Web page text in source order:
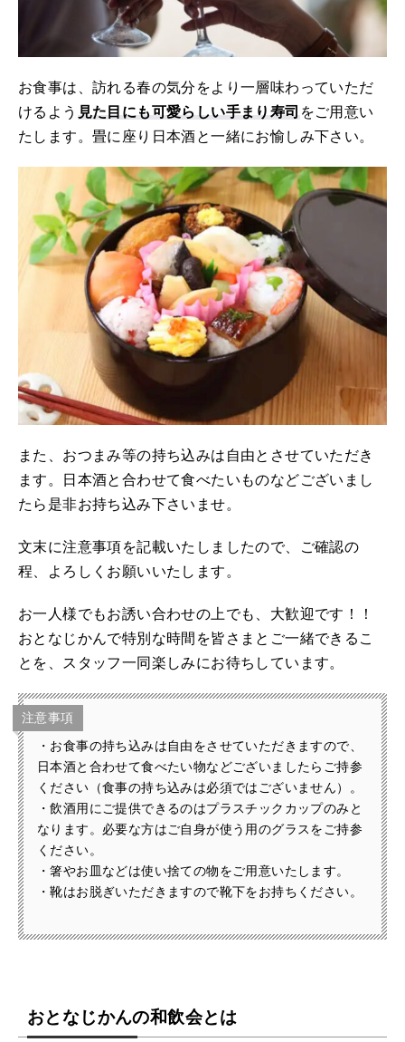
お食事は、訪れる春の気分をより一層味わっていただ
けるよう 見た目にも可愛らしい手まり寿司をご用意い
たします。畳に座り日本酒と一緒にお愉しみ下さい。
また、おつまみ等の持ち込みは自由とさせていただき
ます。日本酒と合わせて食べたいものなどございまし
たら是非お持ち込み下さいませ。
文末に注意事項を記載いたしましたので、ご確認の
程、よろしくお願いいたします。
お一人様でもお誘い合わせの上でも、大歓迎です！！
おとなじかんで特別な時間を皆さまとご一緒できるこ
とを、スタッフ一同楽しみにお待ちしています。
注意事項
・お食事の持ち込みは自由をさせていただきますので、
日本酒と合わせて食べたい物などございましたらご持参
ください（食事の持ち込みは必須ではございません）。
・飲酒用にご提供できるのはプラスチックカップのみと
なります。必要な方はご自身が使う用のグラスをご持参
ください。
・箸やお皿などは使い捨ての物をご用意いたします。
・靴はお脱ぎいただきますので靴下をお持ちください。
おとなじかんの和飲会とは